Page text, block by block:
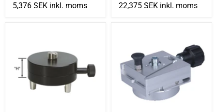
5,376 SEK inkl. moms 22,375 SEK inkl. moms